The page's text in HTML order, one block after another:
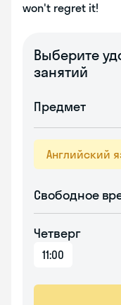
won't regret it!
Выберите
занятий
Предмет
Английский
Свободное
Четверг
11:00